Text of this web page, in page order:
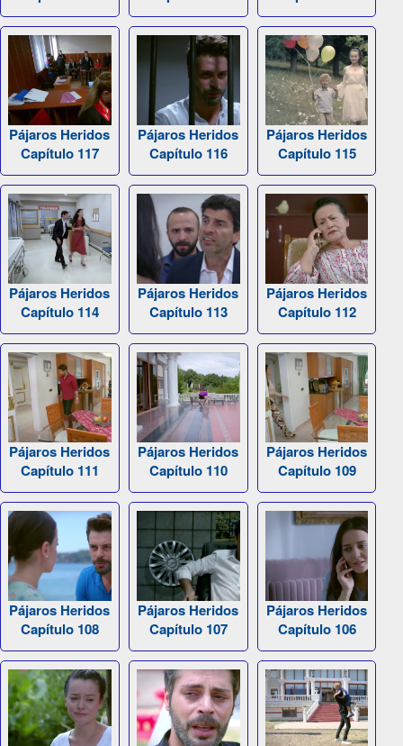
Pájaros Heridos
Capítulo 117
Pájaros Heridos
Capítulo 116
Pájaros Heridos
Capítulo 115
Pájaros Heridos
Capítulo 114
Pájaros Heridos
Capítulo 113
Pájaros Heridos
Capítulo 112
Pájaros Heridos
Capítulo 111
Pájaros Heridos
Capítulo 110
Pájaros Heridos
Capítulo 109
Pájaros Heridos
Capítulo 108
Pájaros Heridos
Capítulo 107
Pájaros Heridos
Capítulo 106